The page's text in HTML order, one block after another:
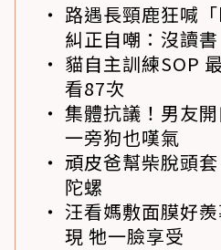
路遇長頸鹿狂喊
糾正自嘲：沒讀書
貓自主訓練SOP
看87次
集體抗議！男友
一旁狗也嘆氣
頑皮爸幫柴脫頭
陀螺
汪看媽敷面膜好
現 牠一臉享受